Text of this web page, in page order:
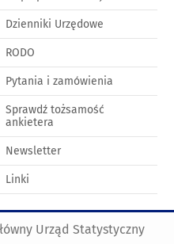
Dzienniki Urzędowe
RODO
Pytania i zamówienia
Sprawdź tożsamość
ankietera
Newsletter
Linki
Urząd Statystyczny